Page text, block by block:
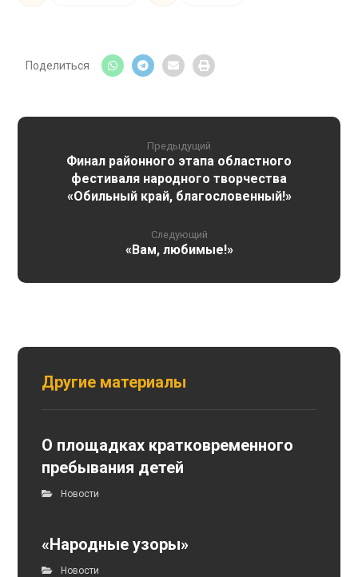
Предыдущий
Финал районного этапа областного
фестиваля народного творчества
«Обильный край, благословенный!»
Следующий
«Вам, любимые!»
Другие материалы
О площадках кратковременного
пребывания детей
Новости
«Народные узоры»
Новости